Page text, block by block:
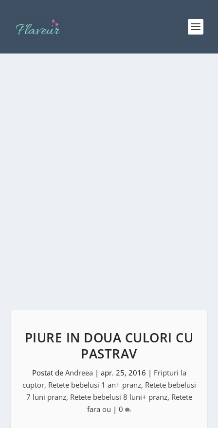
PIURE IN DOUA CULORI CU
PASTRAV
Postat de Andreea | apr. 25, 2016 | Fripturi la
cuptor, Retete bebelusi 1 an+ pranz, Retete bebelusi
7 luni pranz, Retete bebelusi 8 luni+ pranz, Retete
fara ou | 0